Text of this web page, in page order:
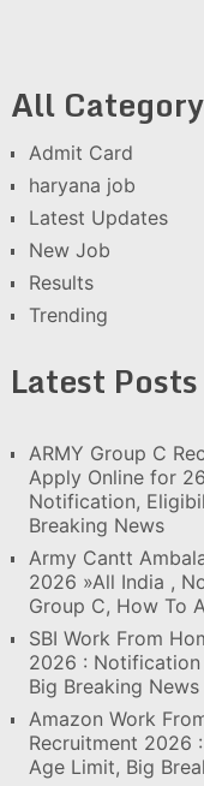
All Category
Admit Card
haryana job
Latest Updates
New Job
Results
Trending
Latest Posts
ARMY Group C
Apply Online for
Notification,
Breaking News
Army Cantt
2026 »All India ,
Group C, How To
SBI Work From
2026 : Notification
Big Breaking News
Amazon Work
Recruitment 2026
Age Limit, Big